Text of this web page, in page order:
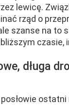
lewicę.
rząd o
szanse na to
czasie,
długa